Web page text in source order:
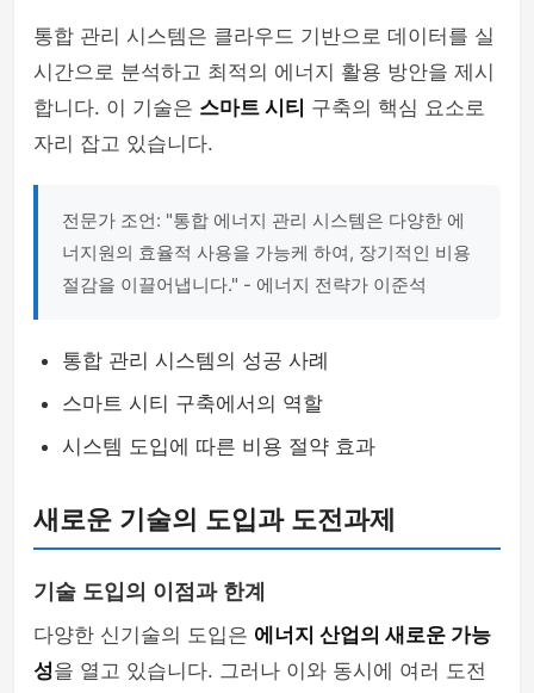
통합 관리 시스템은 클라우드 기반으로 데이터를 실
시간으로 분석하고 최적의 에너지 활용 방안을 제시
합니다. 이 기술은 스마트 시티 구축의 핵심 요소로
자리 잡고 있습니다.
전문가 조언: "통합 에너지 관리 시스템은 다양한 에
너지원의 효율적 사용을 가능케 하여, 장기적인 비용
절감을 이끌어냅니다." - 에너지 전략가 이준석
통합 관리 시스템의 성공 사례
스마트 시티 구축에서의 역할
시스템 도입에 따른 비용 절약 효과
새로운 기술의 도입과 도전과제
기술 도입의 이점과 한계
다양한 신기술의 도입은 에너지 산업의 새로운 가능
성을 열고 있습니다. 그러나 이와 동시에 여러 도전